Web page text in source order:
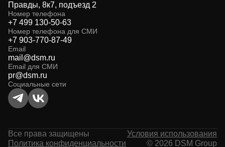
Правды, 8к7, подъезд 2
Номер телефона
+7 499 130-50-63
Номер телефона для СМИ
+7 903-770-87-49
Email
mail@dsm.ru
Email для СМИ
pr@dsm.ru
Социальные сети
Все права защищены
Условия использования
Политика конфиденциальности
© 2026 DSM Group